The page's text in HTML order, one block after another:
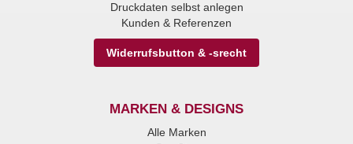
Druckdaten selbst anlegen
Kunden & Referenzen
Widerrufsbutton & -srecht
MARKEN & DESIGNS
Alle Marken